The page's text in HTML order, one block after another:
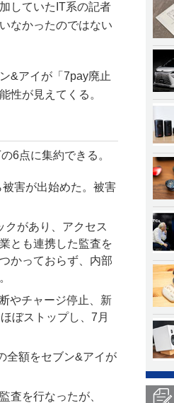
していたIT系の記者
なかったのではない
&アイが「7pay廃止
性が見えてくる。
6点に集約できる。
害が出始めた。被害
クがあり、アクセス
とも連携した監査を
かっておらず、内部
やチャージ停止、新
ぼストップし、7月
全額をセブン&アイが
査を行なったが、